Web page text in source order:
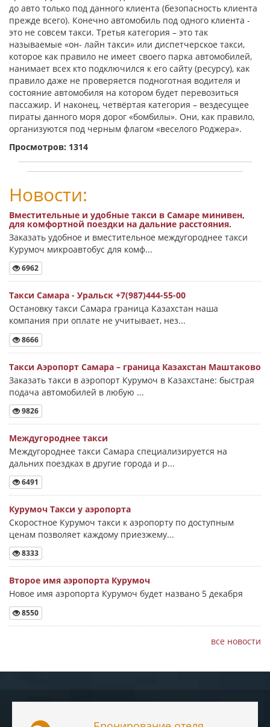
до авто только под данного клиента (безопасность клиента
прежде всего). Конечно автомобиль под одного клиента -
это не совсем такси. Третья категория – это так
называемые «он- лайн такси» или диспетчерское такси,
которое как правило не имеет своего парка автомобилей,
нанимает всех кто подключился к его сайту (ресурсу), как
правило даже не проверяется подноготная водителя и
состояние автомобиля на котором будет перевозиться
пассажир. И наконец, четвёртая категория – вездесущее
пираты данного моря дорог «бомбилы». Они, как правило,
организуются под черным флагом «веселого Роджера».
Просмотров: 1314
Новости:
Вместительные и удобные такси в Самаре минивен,
для комфортной поездки на дальние расстояния.
Заказать удобное и вместительное междугороднее такси
Курумоч микроавтобус для комф...
6962
Такси Самара - Уральск +7(987)444-55-00
Остановку такси Самара граница Казахстан наша
компания при оплате не учитывает, нез...
8666
Такси Аэропорт Самара – граница Казахстан Маштаково
Заказать такси в аэропорт Курумоч в Казахстане: быстрая
подача автомобилей в любую ...
9826
Междугороднее такси
Междугороднее такси Самара специализируется на
дальних поездках в другие города и р...
6491
Курумоч Такси у аэропорта
Скоростное Курумоч такси к аэропорту по доступным
ценам позволяет каждому приезжему...
8333
Второе имя аэропорта Курумоч
Новое имя аэропорта Курумоч будет названо 5 декабря
8550
все новости